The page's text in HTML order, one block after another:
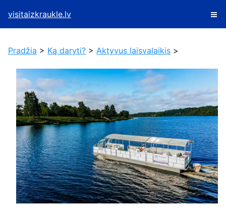
visitaizkraukle.lv
Pradžia > Ką daryti? > Aktyvus laisvalaikis >